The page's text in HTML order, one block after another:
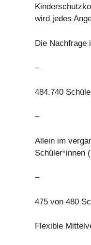
wird jedes
Die Nachfrage
–
484.740
–
Allein im
Schüler*innen
–
475 von 480
Flexible